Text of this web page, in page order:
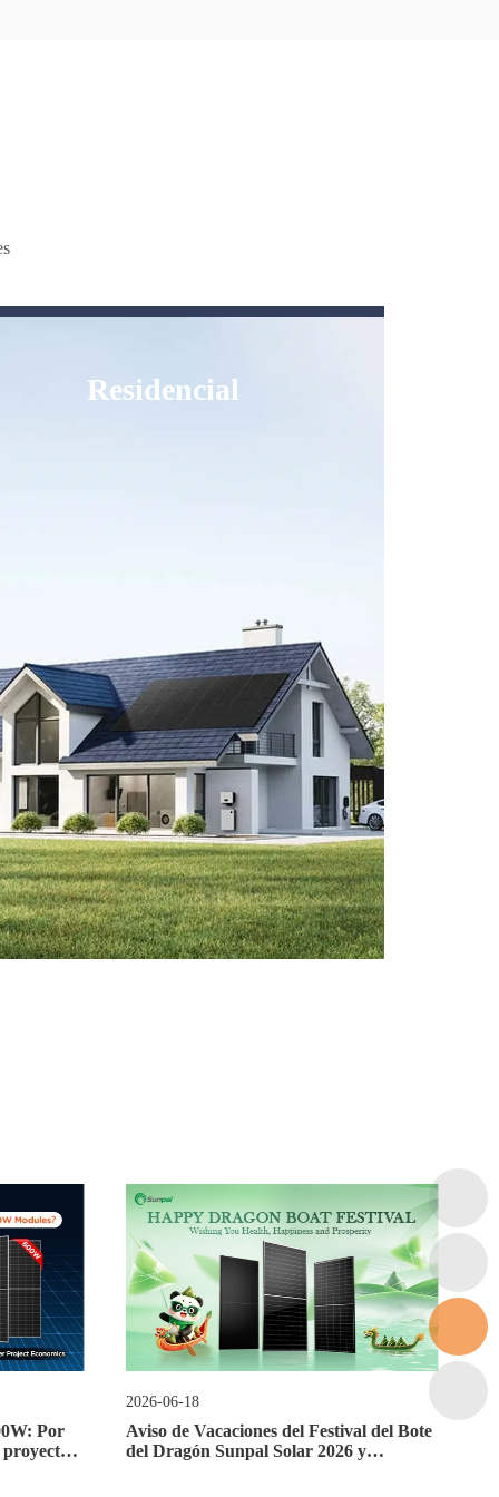
Residencial
2026-07-02
Sunpal Solar Fortalece Socios Europeos
en The Smarter E Europe 2026